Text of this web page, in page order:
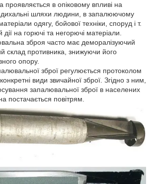
проявляється в опіковому впливі на
дихальні шляхи людини, в запалюючому
одягу, бойової техніки, споруд і т.
на горючі та негорючі матеріали.
зброя часто має деморалізуючий
склад противника, знижуючи його
опору.
зброї регулюється протоколом
види звичайної зброї. Згідно з ним,
запалювальної зброї в населених
постачається повітрям.